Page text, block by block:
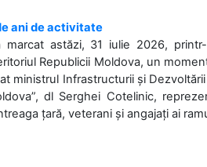
ani de activitate
astăzi, 31 iulie 2026,
Republicii Moldova, un
ministrul Infrastructurii și
dl Serghei Cotelinic,
țară, veterani și angajați ai